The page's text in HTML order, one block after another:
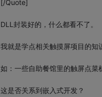
[/Quote]
DLL封装好的，什么都看不了。
我就是学点相关触摸屏项目的知
如：一些自助餐馆里的触屏点菜
这是否关系到嵌入式开发？